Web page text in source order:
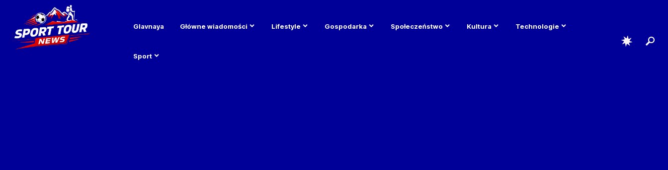
Glavnaya Główne wiadomości Lifestyle Gospodarka Społeczeństwo Kultura Technologie
Sport